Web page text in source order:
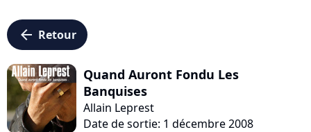
arrow_left Retour
Quand Auront Fondu Les
Banquises
Allain Leprest
Date de sortie: 1 décembre 2008